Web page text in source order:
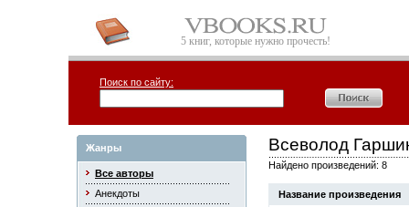
5 книг, которые нужно прочесть!
Поиск по сайту:
Жанры
Все авторы
Анекдоты
Всеволод
Найдено произведений: 8
Название произведения